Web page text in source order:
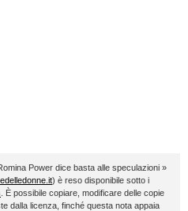
Power dice basta alle speculazioni »
) è reso disponibile sotto i
. È possibile copiare, modificare delle copie
dalla licenza, finché questa nota appaia